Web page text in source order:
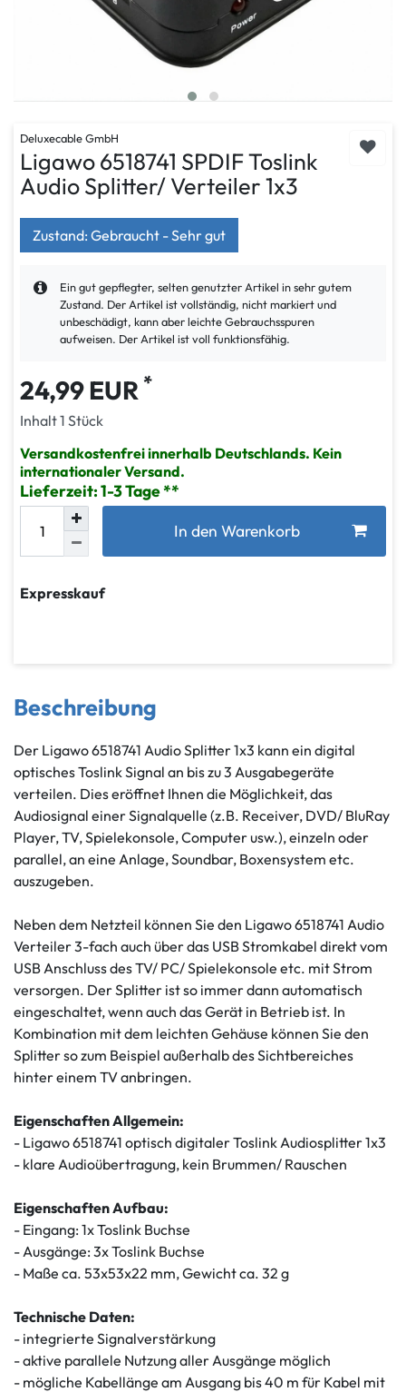
Deluxecable GmbH
Ligawo 6518741 SPDIF Toslink
Audio Splitter/ Verteiler 1x3
Zustand: Gebraucht - Sehr gut
Ein gut gepflegter, selten genutzter Artikel in sehr gutem
Zustand. Der Artikel ist vollständig, nicht markiert und
unbeschädigt, kann aber leichte Gebrauchsspuren
aufweisen. Der Artikel ist voll funktionsfähig.
24,99 EUR *
Inhalt1 Stück
Versandkostenfrei innerhalb Deutschlands. Kein
internationaler Versand.
Lieferzeit: 1-3 Tage
In den Warenkorb
Expresskauf
Beschreibung
Der Ligawo 6518741 Audio Splitter 1x3 kann ein digital
optisches Toslink Signal an bis zu 3 Ausgabegeräte
verteilen. Dies eröffnet Ihnen die Möglichkeit, das
Audiosignal einer Signalquelle (z.B. Receiver, DVD/ BluRay
Player, TV, Spielekonsole, Computer usw.), einzeln oder
parallel, an eine Anlage, Soundbar, Boxensystem etc.
auszugeben.
Neben dem Netzteil können Sie den Ligawo 6518741 Audio
Verteiler 3-fach auch über das USB Stromkabel direkt vom
USB Anschluss des TV/ PC/ Spielekonsole etc. mit Strom
versorgen. Der Splitter ist so immer dann automatisch
eingeschaltet, wenn auch das Gerät in Betrieb ist. In
Kombination mit dem leichten Gehäuse können Sie den
Splitter so zum Beispiel außerhalb des Sichtbereiches
hinter einem TV anbringen.
Eigenschaften Allgemein:
- Ligawo 6518741 optisch digitaler Toslink Audiosplitter 1x3
- klare Audioübertragung, kein Brummen/ Rauschen
Eigenschaften Aufbau:
- Eingang: 1x Toslink Buchse
- Ausgänge: 3x Toslink Buchse
- Maße ca. 53x53x22 mm, Gewicht ca. 32 g
Technische Daten:
- integrierte Signalverstärkung
- aktive parallele Nutzung aller Ausgänge möglich
- mögliche Kabellänge am Ausgang bis 40 m für Kabel mit